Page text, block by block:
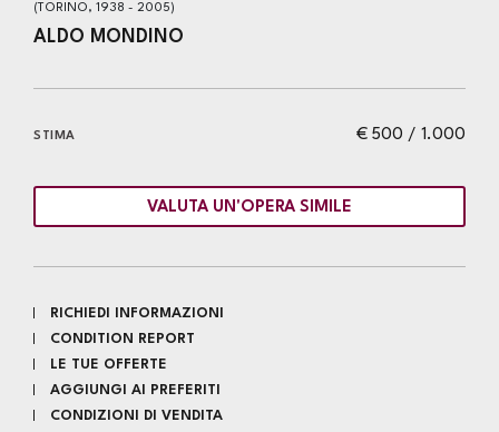
(TORINO, 1938 - 2005)
ALDO MONDINO
€ 500 / 1.000
STIMA
VALUTA UN'OPERA SIMILE
RICHIEDI INFORMAZIONI
CONDITION REPORT
LE TUE OFFERTE
AGGIUNGI AI PREFERITI
CONDIZIONI DI VENDITA